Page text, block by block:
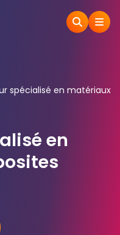
spécialisé en matériaux
en